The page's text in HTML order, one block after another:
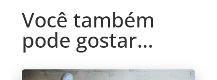
Você também
pode gostar…